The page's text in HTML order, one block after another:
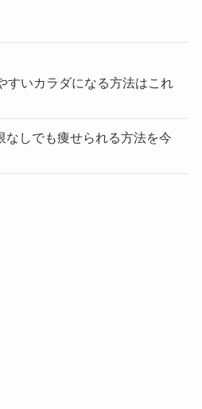
すいカラダになる方法はこれ
なしでも痩せられる方法を今